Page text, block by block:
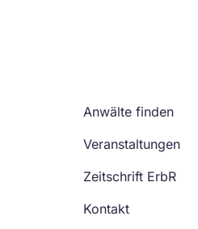
Anwälte finden
Veranstaltungen
Zeitschrift ErbR
Kontakt